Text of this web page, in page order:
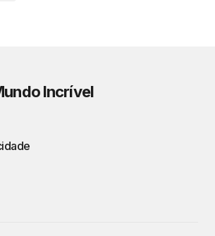
Incrível